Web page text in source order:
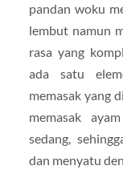
pandan woku
lembut namun
rasa yang
ada satu
memasak yang
memasak
sedang,
dan menyatu